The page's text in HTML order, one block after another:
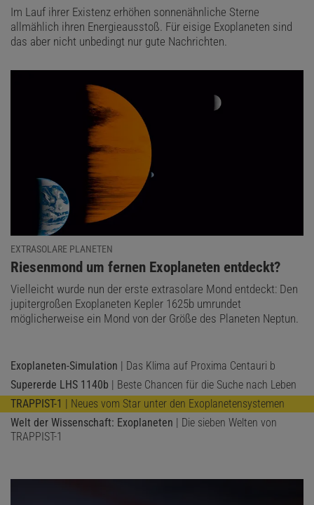
Im Lauf ihrer Existenz erhöhen sonnenähnliche Sterne
allmählich ihren Energieausstoß. Für eisige Exoplaneten sind
das aber nicht unbedingt nur gute Nachrichten.
EXTRASOLARE PLANETEN
:
Riesenmond um fernen Exoplaneten entdeckt?
Vielleicht wurde nun der erste extrasolare Mond entdeckt: Den
jupitergroßen Exoplaneten Kepler 1625b umrundet
möglicherweise ein Mond von der Größe des Planeten Neptun.
Exoplaneten-Simulation | Das Klima auf Proxima Centauri b
Supererde LHS 1140b | Beste Chancen für die Suche nach Leben
TRAPPIST-1 | Neues vom Star unter den Exoplanetensystemen
Welt der Wissenschaft: Exoplaneten | Die sieben Welten von
TRAPPIST-1